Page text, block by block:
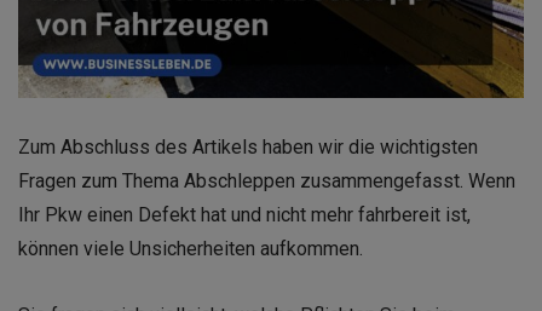
Zum Abschluss des Artikels haben wir die wichtigsten
Fragen zum Thema Abschleppen zusammengefasst. Wenn
Ihr Pkw einen Defekt hat und nicht mehr fahrbereit ist,
können viele Unsicherheiten aufkommen.